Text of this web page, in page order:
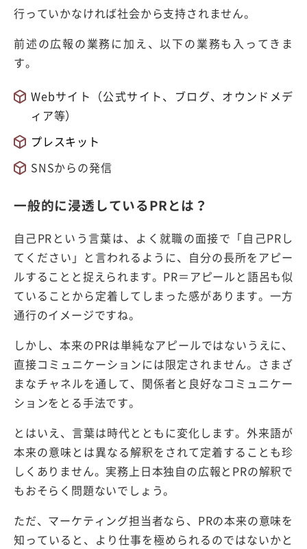
行っていかなければ社会から支持されません。
前述の広報の業務に加え、以下の業務も入ってきま
す。
Webサイト（公式サイト、ブログ、オウンドメデ
ィア等）
プレスキット
SNSからの発信
一般的に浸透しているPRとは？
自己PRという言葉は、よく就職の面接で「自己PRし
てください」と言われるように、自分の長所をアピー
ルすることと捉えられます。PR＝アピールと語呂も似
ていることから定着してしまった感があります。一方
通行のイメージですね。
しかし、本来のPRは単純なアピールではないうえに、
直接コミュニケーションには限定されません。さまざ
まなチャネルを通して、関係者と良好なコミュニケー
ションをとる手法です。
とはいえ、言葉は時代とともに変化します。外来語が
本来の意味とは異なる解釈をされて定着することも珍
しくありません。実務上日本独自の広報とPRの解釈で
もおそらく問題ないでしょう。
ただ、マーケティング担当者なら、PRの本来の意味を
知っていると、より仕事を極められるのではないかと